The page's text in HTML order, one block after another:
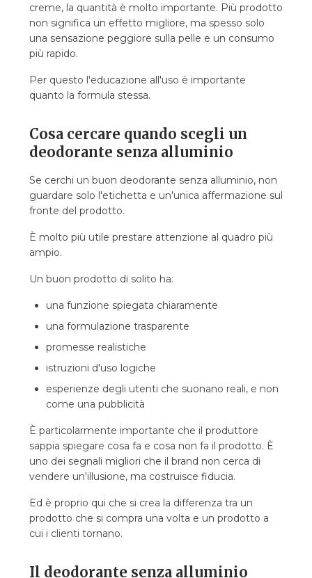
creme, la quantità è molto importante. Più prodotto
non significa un effetto migliore, ma spesso solo
una sensazione peggiore sulla pelle e un consumo
più rapido.
Per questo l'educazione all'uso è importante
quanto la formula stessa.
Cosa cercare quando scegli un
deodorante senza alluminio
Se cerchi un buon deodorante senza alluminio, non
guardare solo l'etichetta e un'unica affermazione sul
fronte del prodotto.
È molto più utile prestare attenzione al quadro più
ampio.
Un buon prodotto di solito ha:
una funzione spiegata chiaramente
una formulazione trasparente
promesse realistiche
istruzioni d'uso logiche
esperienze degli utenti che suonano reali, e non
come una pubblicità
È particolarmente importante che il produttore
sappia spiegare cosa fa e cosa non fa il prodotto. È
uno dei segnali migliori che il brand non cerca di
vendere un'illusione, ma costruisce fiducia.
Ed è proprio qui che si crea la differenza tra un
prodotto che si compra una volta e un prodotto a
cui i clienti tornano.
Il deodorante senza alluminio